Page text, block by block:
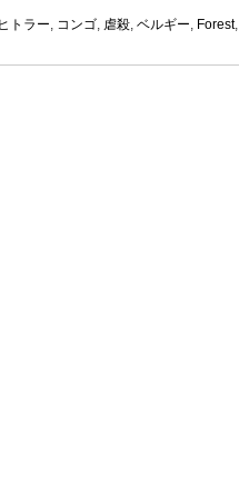
トラー, コンゴ, 虐殺, ベルギー, Forest,